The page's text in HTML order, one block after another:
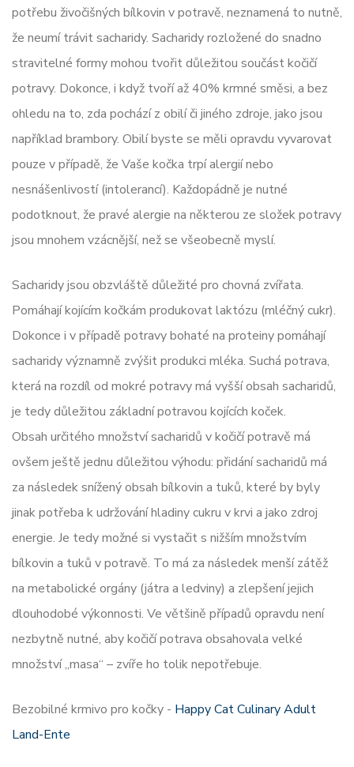
potřebu živočišných bílkovin v potravě, neznamená to nutně,
že neumí trávit sacharidy. Sacharidy rozložené do snadno
stravitelné formy mohou tvořit důležitou součást kočičí
potravy. Dokonce, i když tvoří až 40% krmné směsi, a bez
ohledu na to, zda pochází z obilí či jiného zdroje, jako jsou
například brambory. Obilí byste se měli opravdu vyvarovat
pouze v případě, že Vaše kočka trpí alergií nebo
nesnášenlivostí (intolerancí). Každopádně je nutné
podotknout, že pravé alergie na některou ze složek potravy
jsou mnohem vzácnější, než se všeobecně myslí.
Sacharidy jsou obzvláště důležité pro chovná zvířata.
Pomáhají kojícím kočkám produkovat laktózu (mléčný cukr).
Dokonce i v případě potravy bohaté na proteiny pomáhají
sacharidy významně zvýšit produkci mléka. Suchá potrava,
která na rozdíl od mokré potravy má vyšší obsah sacharidů,
je tedy důležitou základní potravou kojících koček.
Obsah určitého množství sacharidů v kočičí potravě má
ovšem ještě jednu důležitou výhodu: přidání sacharidů má
za následek snížený obsah bílkovin a tuků, které by byly
jinak potřeba k udržování hladiny cukru v krvi a jako zdroj
energie. Je tedy možné si vystačit s nižším množstvím
bílkovin a tuků v potravě. To má za následek menší zátěž
na metabolické orgány (játra a ledviny) a zlepšení jejich
dlouhodobé výkonnosti. Ve většině případů opravdu není
nezbytně nutné, aby kočičí potrava obsahovala velké
množství „masa“ – zvíře ho tolik nepotřebuje.
Bezobilné krmivo pro kočky - Happy Cat Culinary Adult
Land-Ente